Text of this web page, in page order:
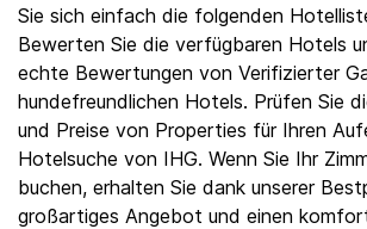
Sie sich einfach die folgenden
Bewerten Sie die verfügbaren Hotels
echte Bewertungen von Verifizierter
hundefreundlichen Hotels. Prüfen Sie
und Preise von Properties für Ihren
Hotelsuche von IHG. Wenn Sie Ihr
buchen, erhalten Sie dank unserer
großartiges Angebot und einen